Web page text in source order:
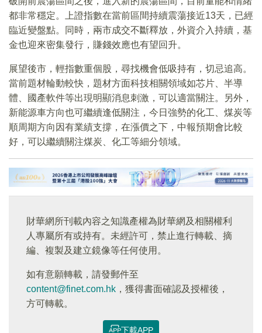
都非常穩定。上證指數在當前區間持續震蕩接近13天，已經
臨近變盤點。同時，兩市成交不斷釋放，外資介入持續，基
金也迎來密集發行，賺錢效應也有望回升。
展望後市，輕指數重個股，尋找機會低吸持有，切忌追高。
當前題材輪動較快，題材方面科技相關領域如芯片、半導
體、國產軟件等出現明顯消息刺激，可以適當關注。另外，
新能源車方向也可繼續逢低關注，今日強勢的化工、煤炭等
順周期方向因有業績支撐，在漲價之下，中報預期會比較
好，可以繼續關注煤炭、化工等細分領域。
財華網所刊載內容之知識產權為財華網及相關權利
人專屬所有或持有。未經許可，禁止進行轉載、摘
編、複製及建立鏡像等任何使用。
如有意願轉載，請發郵件至
content@finet.com.hk ，獲得書面確認及授權後，
方可轉載。
下載APP